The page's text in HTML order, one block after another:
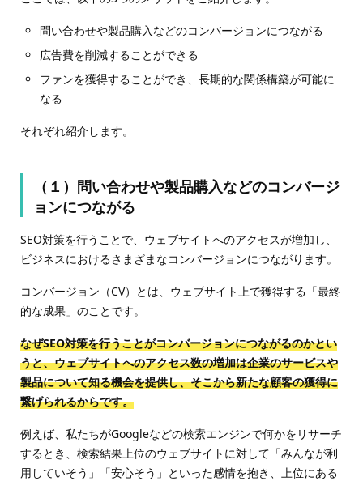
問い合わせや製品購入などのコンバージョンにつながる
広告費を削減することができる
ファンを獲得することができ、長期的な関係構築が可能に
なる
それぞれ紹介します。
（１）問い合わせや製品購入などのコンバージ
ョンにつながる
SEO対策を行うことで、ウェブサイトへのアクセスが増加し、
ビジネスにおけるさまざまなコンバージョンにつながります。
コンバージョン（CV）とは、ウェブサイト上で獲得する「最終
的な成果」のことです。
なぜSEO対策を行うことがコンバージョンにつながるのかとい
うと、ウェブサイトへのアクセス数の増加は企業のサービスや
製品について知る機会を提供し、そこから新たな顧客の獲得に
繋げられるからです。
例えば、私たちがGoogleなどの検索エンジンで何かをリサーチ
するとき、検索結果上位のウェブサイトに対して「みんなが利
用していそう」「安心そう」といった感情を抱き、上位にある